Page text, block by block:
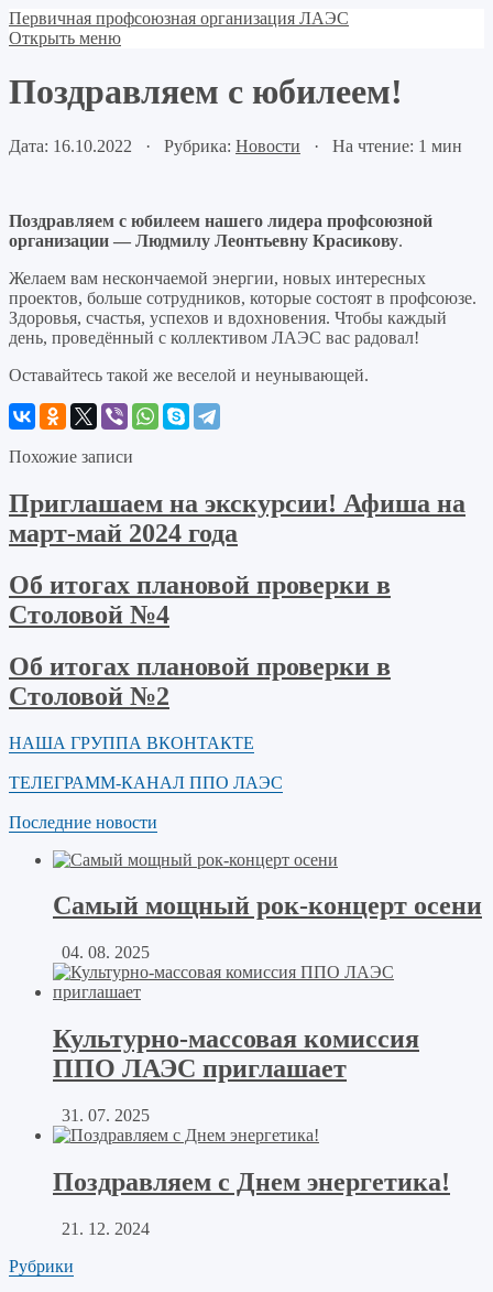
Первичная профсоюзная организация ЛАЭС
Открыть меню
Поздравляем с юбилеем!
Дата: 16.10.2022 · Рубрика: Новости · На чтение: 1 мин
Поздравляем с юбилеем нашего лидера профсоюзной
организации — Людмилу Леонтьевну Красикову.
Желаем вам нескончаемой энергии, новых интересных
проектов, больше сотрудников, которые состоят в профсоюзе.
Здоровья, счастья, успехов и вдохновения. Чтобы каждый
день, проведённый с коллективом ЛАЭС вас радовал!
Оставайтесь такой же веселой и неунывающей.
Похожие записи
Приглашаем на экскурсии! Афиша на
март-май 2024 года
Об итогах плановой проверки в
Столовой №4
Об итогах плановой проверки в
Столовой №2
НАША ГРУППА ВКОНТАКТЕ
ТЕЛЕГРАММ-КАНАЛ ППО ЛАЭС
Последние новости
Самый мощный рок-концерт осени
04. 08. 2025
Культурно-массовая комиссия
ППО ЛАЭС приглашает
31. 07. 2025
Поздравляем с Днем энергетика!
21. 12. 2024
Рубрики